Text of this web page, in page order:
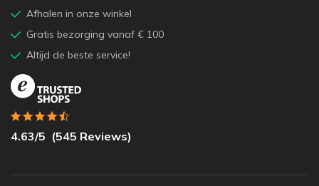
Afhalen in onze winkel
Gratis bezorging vanaf € 100
Altijd de beste service!
4.63/5 (545 Reviews)